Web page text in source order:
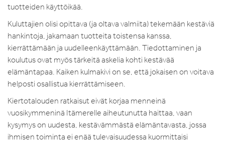
tuotteiden käyttöikää.
Kuluttajien olisi opittava (ja oltava valmiita) tekemään kestäviä
hankintoja, jakamaan tuotteita toistensa kanssa,
kierrättämään ja uudelleenkäyttämään. Tiedottaminen ja
koulutus ovat myös tärkeitä askelia kohti kestävää
elämäntapaa. Kaiken kulmakivi on se, että jokaisen on voitava
helposti osallistua kierrättämiseen.
Kiertotalouden ratkaisut eivät korjaa menneinä
vuosikymmeninä Itämerelle aiheutunutta haittaa, vaan
kysymys on uudesta, kestävämmästä elämäntavasta, jossa
ihmisen toiminta ei enää tulevaisuudessa kuormittaisi